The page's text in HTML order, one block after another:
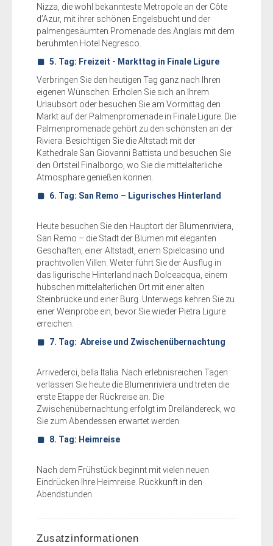
Nizza, die wohl bekannteste Metropole an der Côte
d’Azur, mit ihrer schönen Engelsbucht und der
palmengesäumten Promenade des Anglais mit dem
berühmten Hotel Negresco.
5. Tag: Freizeit - Markttag in Finale Ligure
Verbringen Sie den heutigen Tag ganz nach Ihren
eigenen Wünschen. Erholen Sie sich an Ihrem
Urlaubsort oder besuchen Sie am Vormittag den
Markt auf der Palmenpromenade in Finale Ligure. Die
Palmenpromenade gehört zu den schönsten an der
Riviera. Besichtigen Sie die Altstadt mit der
Kathedrale San Giovanni Battista und besuchen Sie
den Ortsteil Finalborgo, wo Sie die mittelalterliche
Atmosphäre genießen können.
6. Tag: San Remo – Ligurisches Hinterland
Heute besuchen Sie den Hauptort der Blumenriviera,
San Remo – die Stadt der Blumen mit eleganten
Geschäften, einer Altstadt, einem Spielcasino und
prachtvollen Villen. Weiter führt Sie der Ausflug in
das ligurische Hinterland nach Dolceacqua, einem
hübschen mittelalterlichen Ort mit einer alten
Steinbrücke und einer Burg. Unterwegs kehren Sie zu
einer Weinprobe ein, bevor Sie wieder Pietra Ligure
erreichen.
7. Tag: Abreise und Zwischenübernachtung
Arrivederci, bella Italia. Nach erlebnisreichen Tagen
verlassen Sie heute die Blumenriviera und treten die
erste Etappe der Rückreise an. Die
Zwischenübernachtung erfolgt im Dreiländereck, wo
Sie zum Abendessen erwartet werden.
8. Tag: Heimreise
Nach dem Frühstück beginnt mit vielen neuen
Eindrücken Ihre Heimreise. Rückkunft in den
Abendstunden.
Zusatzinformationen